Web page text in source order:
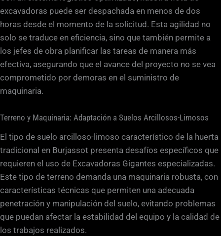
excavadoras puede ser despachada en menos de dos
horas desde el momento de la solicitud. Esta agilidad no
solo se traduce en eficiencia, sino que también permite a
los jefes de obra planificar las tareas de manera más
efectiva, asegurando que el avance del proyecto no se vea
comprometido por demoras en el suministro de
maquinaria.
Terreno y Maquinaria: Adaptación a Suelos Arcillosos-Limosos
El tipo de suelo arcilloso-limoso característico de la huerta
tradicional en Burjassot presenta desafíos específicos que
requieren el uso de Excavadoras Gigantes especializadas.
Este tipo de terreno demanda una maquinaria robusta, con
características técnicas que permiten una adecuada
penetración y manipulación del suelo, evitando problemas
que puedan afectar la estabilidad del equipo y la calidad de
los trabajos realizados.